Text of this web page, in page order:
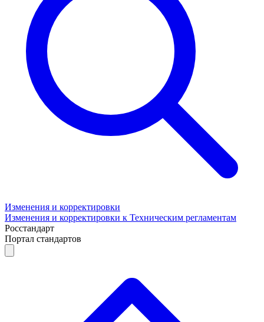
Изменения и корректировки
Изменения и корректировки к Техническим регламентам
Росстандарт
Портал стандартов